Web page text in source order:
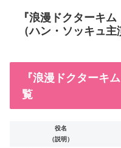
『浪漫ドクターキ
（ハン・ソッキュ主
『浪漫ドクターキ
覧
役名
（説明）